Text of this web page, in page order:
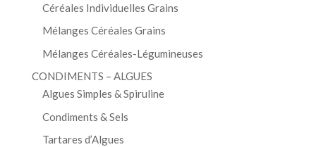
Céréales Individuelles Grains
Mélanges Céréales Grains
Mélanges Céréales-Légumineuses
CONDIMENTS – ALGUES
Algues Simples & Spiruline
Condiments & Sels
Tartares d’Algues